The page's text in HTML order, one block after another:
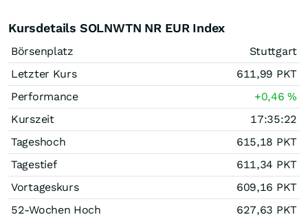
Kursdetails SOLNWTN NR EUR Index
Börsenplatz
Stuttgart
Letzter Kurs
611,99 PKT
Performance
+0,46%
Kurszeit
17:35:22
Tageshoch
615,18 PKT
Tagestief
611,34 PKT
Vortageskurs
609,16 PKT
52-Wochen Hoch
627,63 PKT